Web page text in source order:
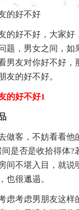
的好不好
的好不好，大家好
题，男女之间，如
男友对你好不好，
友的好不好。
好不好1
做客，不妨看看他
是否是收拾得体?
间不堪入目，就说
也很邋遢。
虑考虑男朋友这样